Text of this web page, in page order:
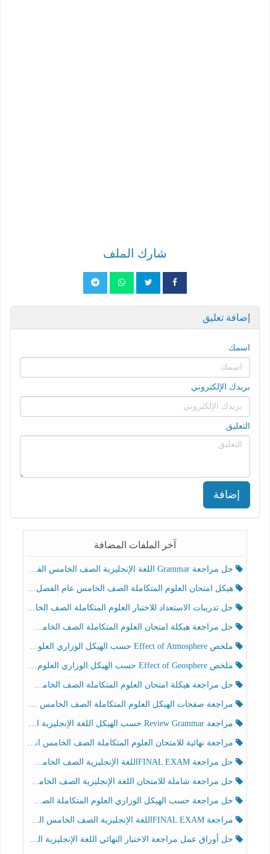
شارك الملف
إضافة تعليق
اسمك
بريدك الإلكتروني
التعليق
إضافة
آخر الملفات المضافة
حل مراجعة Grammar اللغة الإنجليزية الصف الخامس الفصل الثالث
هيكل امتحان العلوم المتكاملة الصف الخامس عام الفصل الدراسي الثالث 2025-2026
حل تدريبات الاستعداد للاختبار العلوم المتكاملة الصف الخامس عام الفصل الثالث
حل مراجعة هيكلة امتحان العلوم المتكاملة الصف الخامس انسبير الفصل الثالث
ملخص Effect of Atmosphere حسب الهيكل الوزاري العلوم المتكاملة الصف الخامس انسبير الفصل الثالث
ملخص Effect of Geosphere حسب الهيكل الوزاري العلوم المتكاملة الصف الخامس انسبير الفصل الثالث
حل مراجعة هيكلة امتحان العلوم المتكاملة الصف الخامس عام الفصل الثالث
مراجعة صفحات الهيكل العلوم المتكاملة الصف الخامس انسبير الفصل الثالث
مراجعة Review Grammar حسب الهيكل اللغة الإنجليزية الصف الخامس الفصل الثالث
مراجعة نهائية للامتحان العلوم المتكاملة الصف الخامس انسبير الفصل الثالث
حل مراجعة FINAL EXAMاللغة الإنجليزية الصف الخامس الفصل الثالث
حل مراجعة شاملة للامتحان اللغة الإنجليزية الصف الخامس الفصل الثالث
حل مراجعة حسب الهيكل الوزاري العلوم المتكاملة الصف الخامس عام الفصل الثالث
مراجعة FINAL EXAMاللغة الإنجليزية الصف الخامس الفصل الثالث
حل أوراق عمل مراجعة الاختبار النهائي اللغة الإنجليزية الصف الرابع الفصل الثالث